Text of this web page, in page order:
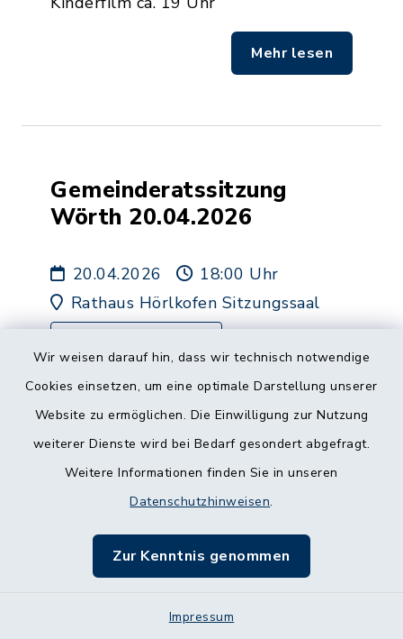
Wir weisen darauf hin, dass wir technisch notwendige
Cookies einsetzen, um eine optimale Darstellung unserer
Website zu ermöglichen. Die Einwilligung zur Nutzung
weiterer Dienste wird bei Bedarf gesondert abgefragt.
Weitere Informationen finden Sie in unseren
Datenschutzhinweisen.
Zur Kenntnis genommen
Impressum
Mehr lesen
Gemeinderatssitzung
Wörth 20.04.2026
20.04.2026
18:00 Uhr
Rathaus Hörlkofen Sitzungssaal
KaffeeKlatsch &
KinderQuatsch -
Stantagskaffee mit
Schnitzeljagd durch
14:00 Uhr